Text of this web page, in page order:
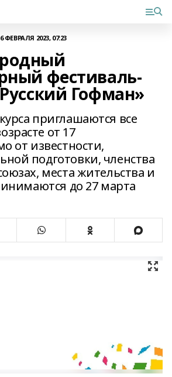
6 ФЕВРАЛЯ 2023, 07:23
фестиваль-
Гофман»
приглашаются все
от 17
от известности,
подготовки, членства
места жительства и
до 27 марта